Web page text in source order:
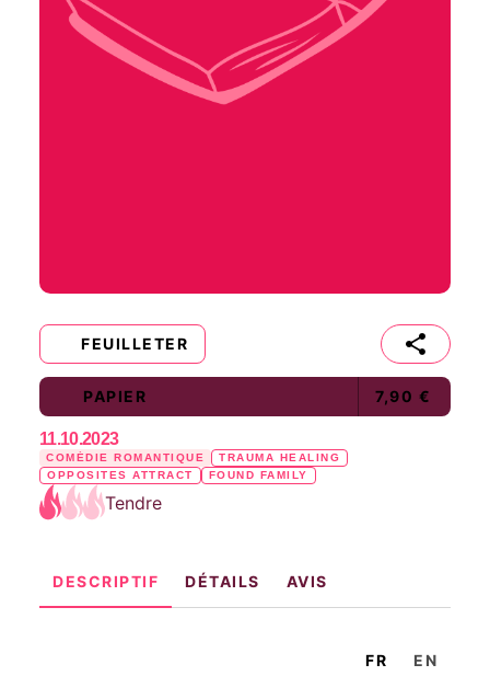
FEUILLETER
PAPIER 7,90 €
11.10.2023
COMÉDIE ROMANTIQUE
TRAUMA HEALING
OPPOSITES ATTRACT
FOUND FAMILY
Tendre
DESCRIPTIF DÉTAILS AVIS
FR EN